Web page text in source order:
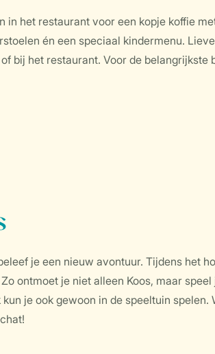
in het restaurant voor een kopje koffie
én een speciaal kindermenu.
bij het restaurant. Voor de
je een nieuw avontuur. Tijdens het
ontmoet je niet alleen Koos, maar
je ook gewoon in de speeltuin